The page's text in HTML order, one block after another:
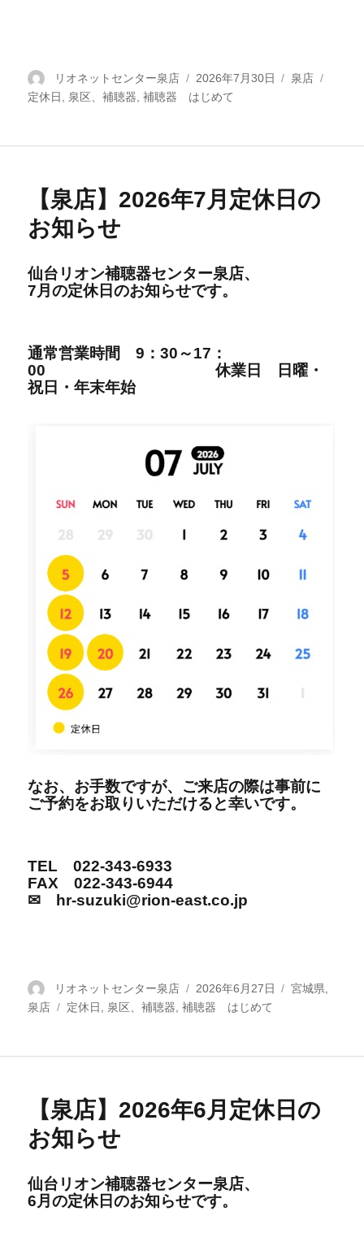
投
稿
リオネットセンター泉店
投
稿
2026年7月30日
カ
泉店
定休日 泉区、補聴器 ,補聴器 はじめて
【泉店】2026年7月定休日の
お知らせ
仙台リオン補聴器センター泉店、
7月の定休日のお知らせです。
通常営業時間9：30～17：
00
休業日 日曜・
祝日・年末年始
なお、お手数ですが、ご来店の際は事前に
ご予約をお取りいただけると幸いです。
TEL 022-343-6933
FAX 022-343-6944
✉ hr-suzuki@rion-east.co.jp
投
稿
リオネットセンター泉店
投
稿
2026年6月27日
カ
宮城県
泉店
タ
定休日 泉区、補聴器 補聴器 はじめて
【泉店】2026年6月定休日の
お知らせ
仙台リオン補聴器センター泉店、
6月の定休日のお知らせです。